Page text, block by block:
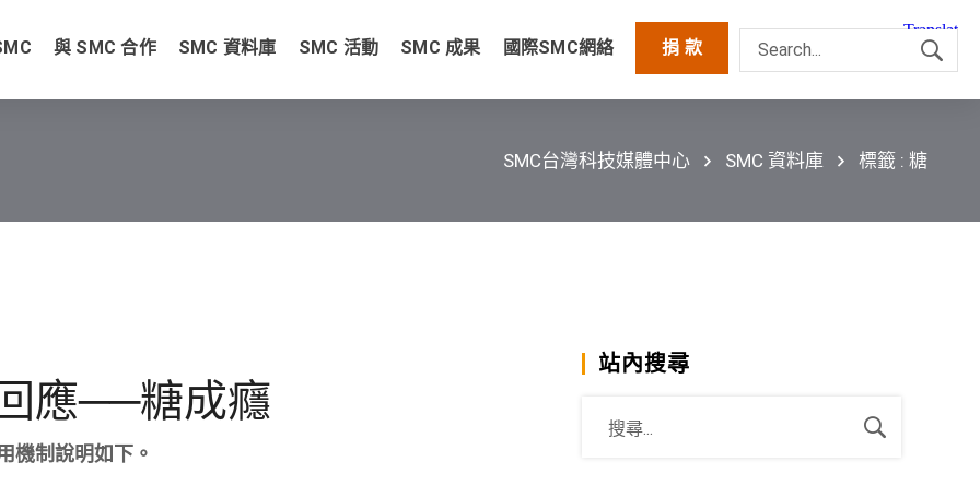
與 SMC 合作 SMC 資料庫 SMC 活動 SMC 成果 國際SMC網絡 捐 款
SMC台灣科技媒體中心 SMC 資料庫 標籤 : 糖
應──糖成癮
機制說明如下。
站內搜尋